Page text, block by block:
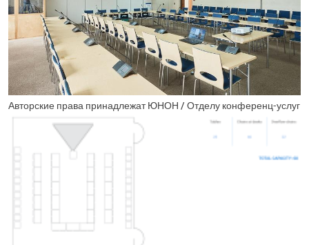
Авторские права принадлежат ЮНОН / Отделу конференц-услуг